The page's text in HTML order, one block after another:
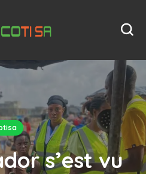
s’est vu